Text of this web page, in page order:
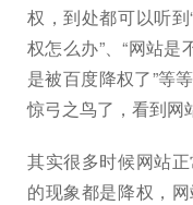
权，到处都可以听
权怎么办”、“网站是
是被百度降权了”等
惊弓之鸟了，看到网
其实很多时候网站
的现象都是降权，